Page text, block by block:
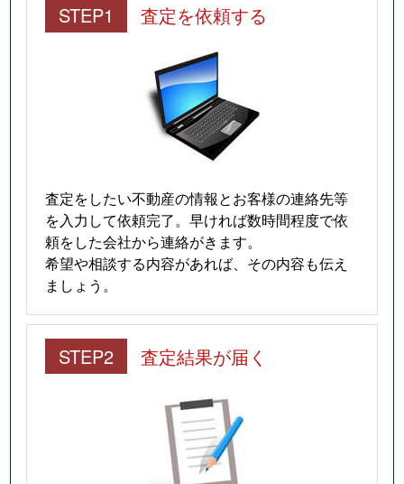
STEP1 査定を依頼する
査定をしたい不動産の情報とお客様の連絡先等
を入力して依頼完了。早ければ数時間程度で依
頼をした会社から連絡がきます。
希望や相談する内容があれば、その内容も伝え
ましょう。
STEP2 査定結果が届く